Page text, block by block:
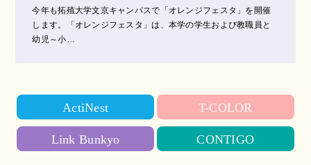
今年も拓殖大学文京キャンパスで「オレンジフェスタ」を開催
します。「オレンジフェスタ」は、本学の学生および教職員と
幼児～小…
ActiNest T-COLOR
Link Bunkyo CONTIGO